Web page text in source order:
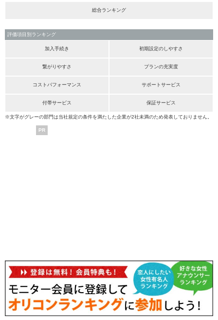
総合ランキング
評価項目別ランキング
加入手続き 初期設定のしやすさ
繋がりやすさ プランの充実度
コストパフォーマンス サポートサービス
付帯サービス 保証サービス
※文字がグレーの部門は当社規定の条件を満たした企業が2社未満のため発表しておりません。
PR